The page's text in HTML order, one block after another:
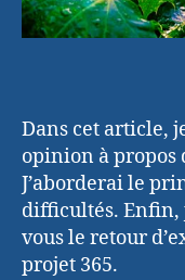
Dans cet article,
opinion à propos
J’aborderai le
difficultés. Enfin,
vous le retour
projet 365.